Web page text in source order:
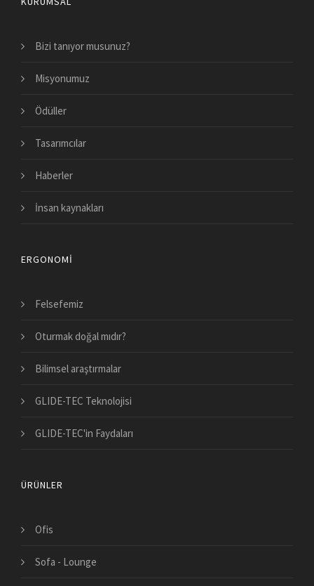
Bizi tanıyor musunuz?
Misyonumuz
Ödüller
Tasarımcılar
Haberler
İnsan kaynakları
ERGONOMI
Felsefemiz
Oturmak doğal mıdır?
Bilimsel araştırmalar
GLIDE-TEC Teknolojisi
GLIDE-TEC'in Faydaları
ÜRÜNLER
Ofis
Sofa - Lounge